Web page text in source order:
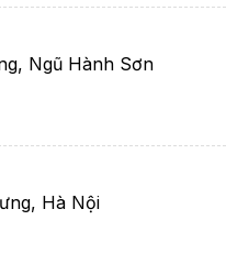
Ngũ Hành Sơn
Hà Nội